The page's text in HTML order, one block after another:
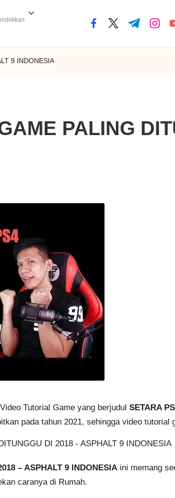
facebook.com
twitter.com
t.me
9 INDONESIA
PALING
Tutorial Game yang berjudul SETARA
pada tahun 2021, sehingga video tutorial
– ASPHALT 9 INDONESIA ini memang
caranya di Rumah.